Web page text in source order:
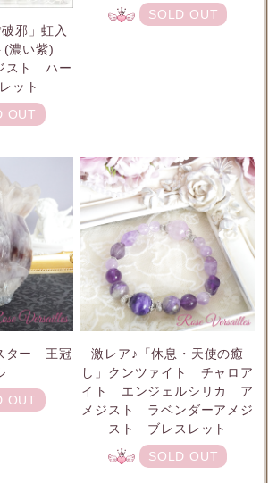
邪」虹入
(濃い紫)
スト ハー
ット
OUT
SOLD OUT
ター 王冠
OUT
激レア♪「休息・天使の癒
し」クンツァイト チャロア
イト エンジェルシリカ ア
メジスト ラベンダーアメジ
スト ブレスレット
SOLD OUT